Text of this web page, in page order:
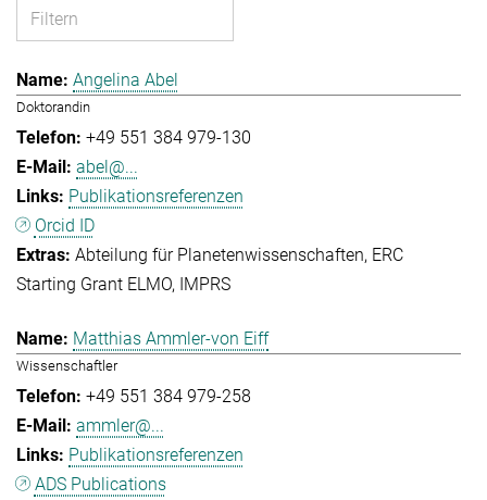
Angelina Abel
Doktorandin
+49 551 384 979-130
abel@...
Publikationsreferenzen
Orcid ID
Abteilung für Planetenwissenschaften ERC
Starting Grant ELMO
IMPRS
Matthias Ammler-von Eiff
Wissenschaftler
+49 551 384 979-258
ammler@...
Publikationsreferenzen
ADS Publications